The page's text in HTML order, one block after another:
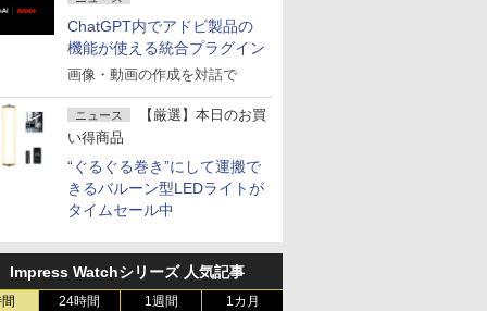
ChatGPT内でアドビ製品の
機能が使える統合プラグイン
画像・動画の作成を対話で
ニュース
【厳選】本日のお買
い得商品
“ぐるぐる巻き”にして運搬で
きるバルーン型LEDライトが
タイムセール中
Impress Watchシリーズ 人気記事
24時間 1週間 1カ月